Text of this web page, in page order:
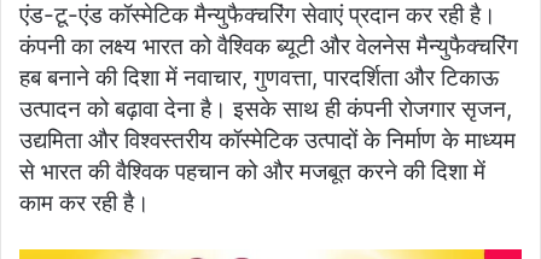
एंड-टू-एंड कॉस्मेटिक मैन्युफैक्चरिंग सेवाएं प्रदान कर रही है।
कंपनी का लक्ष्य भारत को वैश्विक ब्यूटी और वेलनेस मैन्युफैक्चरिंग
हब बनाने की दिशा में नवाचार, गुणवत्ता, पारदर्शिता और टिकाऊ
उत्पादन को बढ़ावा देना है। इसके साथ ही कंपनी रोजगार सृजन,
उद्यमिता और विश्वस्तरीय कॉस्मेटिक उत्पादों के निर्माण के माध्यम
से भारत की वैश्विक पहचान को और मजबूत करने की दिशा में
काम कर रही है।